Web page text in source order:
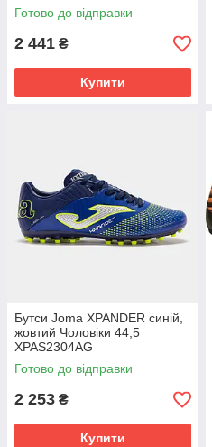
Готово до відправки
2 441 ₴
Купити
Бутси Joma XPANDER синій,
жовтий Чоловіки 44,5
XPAS2304AG
Готово до відправки
2 253 ₴
Купити